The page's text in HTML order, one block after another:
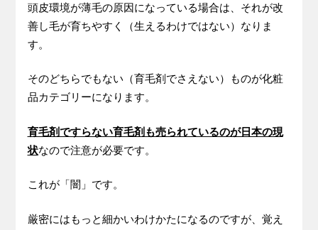
頭皮環境が薄毛の原因になっている場合は、それが改
善し毛が育ちやすく（生えるわけではない）なりま
す。
そのどちらでもない（育毛剤でさえない）ものが化粧
品カテゴリーになります。
育毛剤ですらない育毛剤も売られているのが日本の現
状なので注意が必要です。
これが「闇」です。
厳密にはもっと細かいわけかたになるのですが、覚え